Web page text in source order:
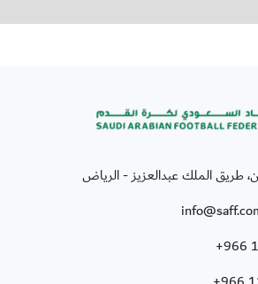
طريق الملك عبدالعزيز - الرياض
+966